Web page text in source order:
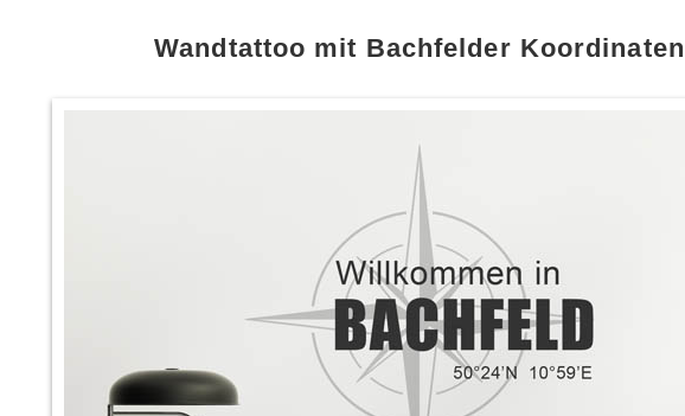
Wandtattoo mit Bachfelder Koordinaten